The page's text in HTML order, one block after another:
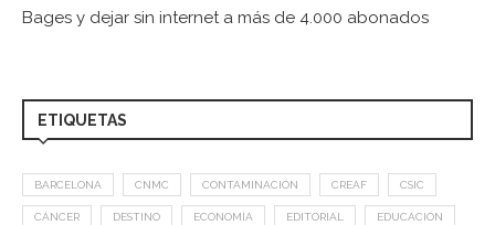
Bages y dejar sin internet a más de 4.000 abonados
ETIQUETAS
BARCELONA CNMC CONTAMINACIÓN CREAF CSIC
CÁNCER DESTINO ECONOMÍA EDITORIAL EDUCACIÓN